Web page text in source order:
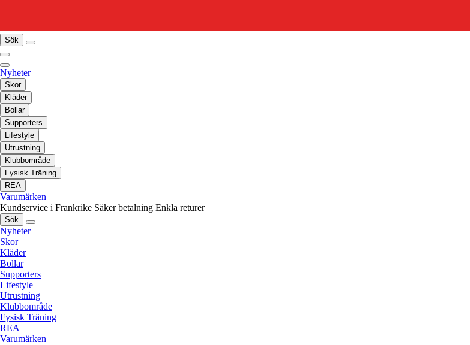
Sök
Nyheter
Skor
Kläder
Bollar
Supporters
Lifestyle
Utrustning
Klubbområde
Fysisk Träning
REA
Varumärken
Kundservice i Frankrike Säker betalning Enkla returer
Sök
Nyheter
Skor
Kläder
Bollar
Supporters
Lifestyle
Utrustning
Klubbområde
Fysisk Träning
REA
Varumärken